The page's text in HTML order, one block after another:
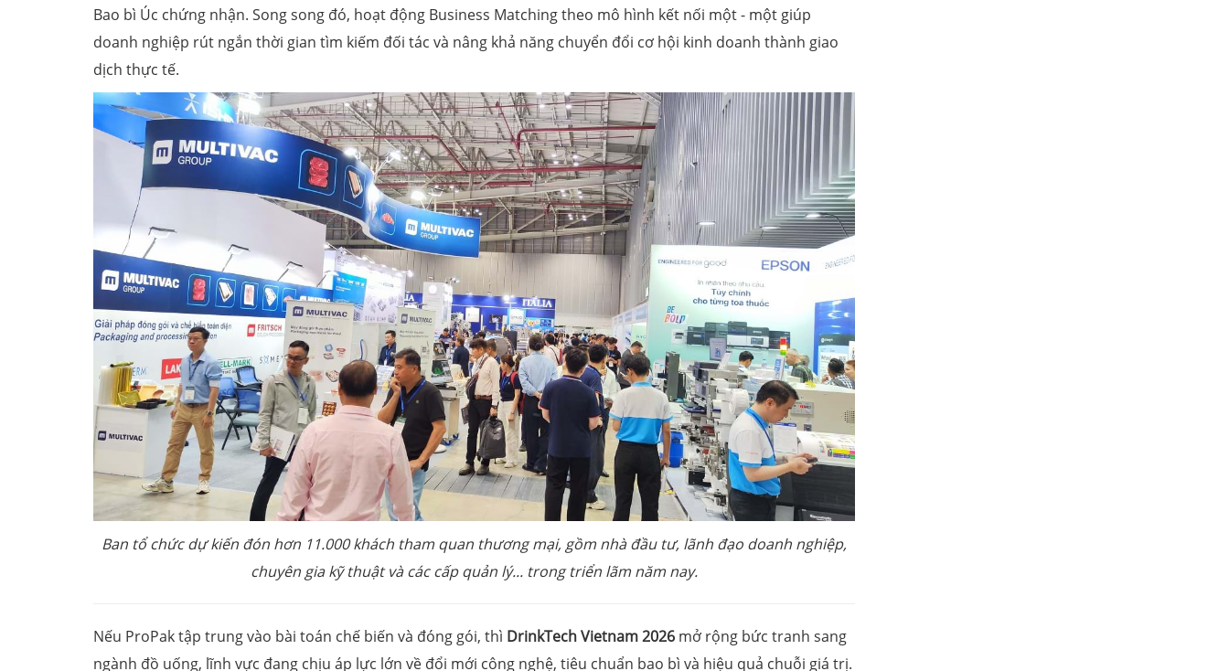
Bao bì Úc chứng nhận. Song song đó, hoạt động Business Matching theo mô hình kết nối một - một giúp
doanh nghiệp rút ngắn thời gian tìm kiếm đối tác và nâng khả năng chuyển đổi cơ hội kinh doanh thành giao
dịch thực tế.
Ban tổ chức dự kiến đón hơn 11.000 khách tham quan thương mại, gồm nhà đầu tư, lãnh đạo doanh nghiệp,
chuyên gia kỹ thuật và các cấp quản lý... trong triển lãm năm nay.
Nếu ProPak tập trung vào bài toán chế biến và đóng gói, thì DrinkTech Vietnam 2026 mở rộng bức tranh sang
ngành đồ uống, lĩnh vực đang chịu áp lực lớn về đổi mới công nghệ, tiêu chuẩn bao bì và hiệu quả chuỗi giá trị.